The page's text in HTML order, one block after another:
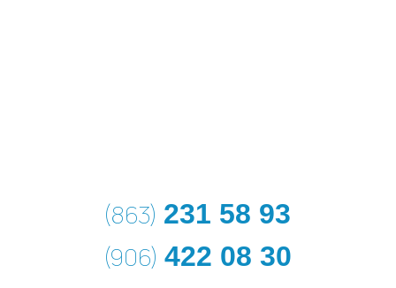
(863) 231 58 93
(906) 422 08 30